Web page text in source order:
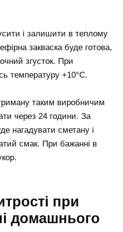
і залишити в теплому
закваска буде готова,
згусток. При
температуру +10°С.
таким виробничим
через 24 години. За
нагадувати сметану і
смак. При бажанні в
при
домашнього